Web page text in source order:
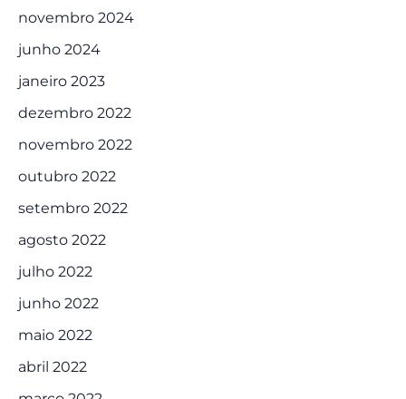
novembro 2024
junho 2024
janeiro 2023
dezembro 2022
novembro 2022
outubro 2022
setembro 2022
agosto 2022
julho 2022
junho 2022
maio 2022
abril 2022